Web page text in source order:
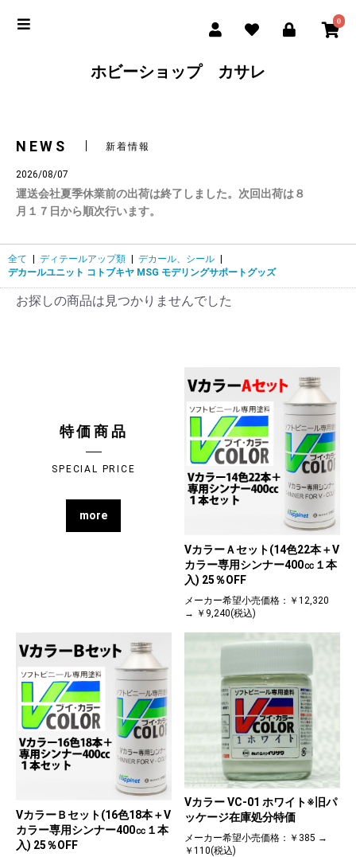
0
ホビーショップ カサレ
NEWS 新着情報
2026/08/07
運送会社夏季休業前の出荷は終了しました。次回出荷は８
月１７日から順次行います。
全て ディテールアップ類 デカール、シール
デカールユニット コトブキヤ MSG モデリングサポートグッズ
お探しの商品は見つかりませんでした
特価商品
SPECIAL PRICE
more
VカラーＡセット(14色22本＋V
カラー専用シンナー400㏄１本
入) 25％OFF
メーカー希望小売価格：￥12,320
→ ￥9,240(税込)
VカラーＢセット(16色18本＋V
カラー専用シンナー400㏄１本
入) 25％OFF
Vカラー VC-01 ホワイト※旧パ
ッケージ在庫処分特価
メーカー希望小売価格：￥385 →
￥110(税込)